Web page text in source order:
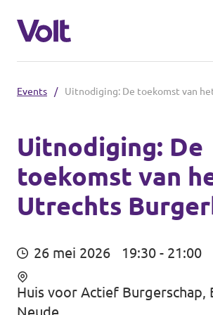
De communities in de
Volt Utrecht (Afdeling)
Volt Utrecht (Provincie)
Volt Baarn
Volt De Bilt
Standpunten
Over Volt
Mensen
Nieuws
Events /
Uitnodiging: De
toekomst van
Utrechts
26 mei 2026 19:30 - 21:00
Huis voor Actief Burgerschap,